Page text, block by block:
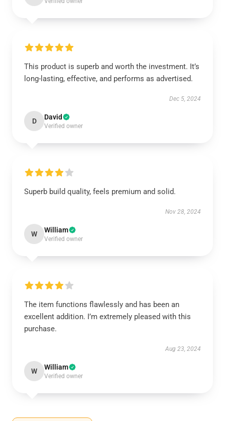
This product is superb and worth the investment. It’s
long-lasting, effective, and performs as advertised.
Dec 5, 2024
D David
Verified owner
Superb build quality, feels premium and solid.
Nov 28, 2024
W William
Verified owner
The item functions flawlessly and has been an
excellent addition. I’m extremely pleased with this
purchase.
Aug 23, 2024
W William
Verified owner